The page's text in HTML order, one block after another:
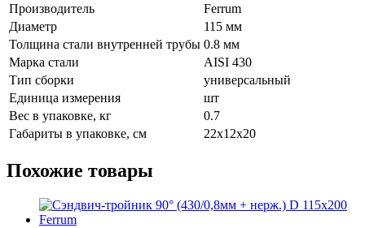
Производитель
Ferrum
Диаметр
115 мм
Толщина стали внутренней трубы 0.8 мм
Марка стали
AISI 430
Тип сборки
универсальный
Единица измерения
шт
Вес в упаковке, кг
0.7
Габариты в упаковке, см
22x12x20
Похожие товары